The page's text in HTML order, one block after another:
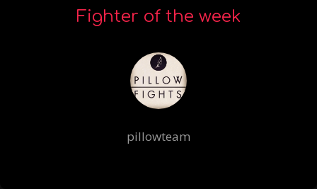
Fighter of the week
pillowteam